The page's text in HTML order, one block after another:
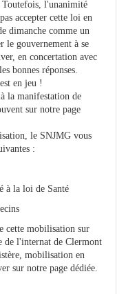
Toutefois, l'unanimité
accepter cette loi en
dimanche comme un
le gouvernement à se
en concertation avec
bonnes réponses.
en jeu !
la manifestation de
sur notre page
le SNJMG vous
:
à la loi de Santé
cette mobilisation sur
de l'internat de Clermont
mobilisation en
sur notre page dédiée.